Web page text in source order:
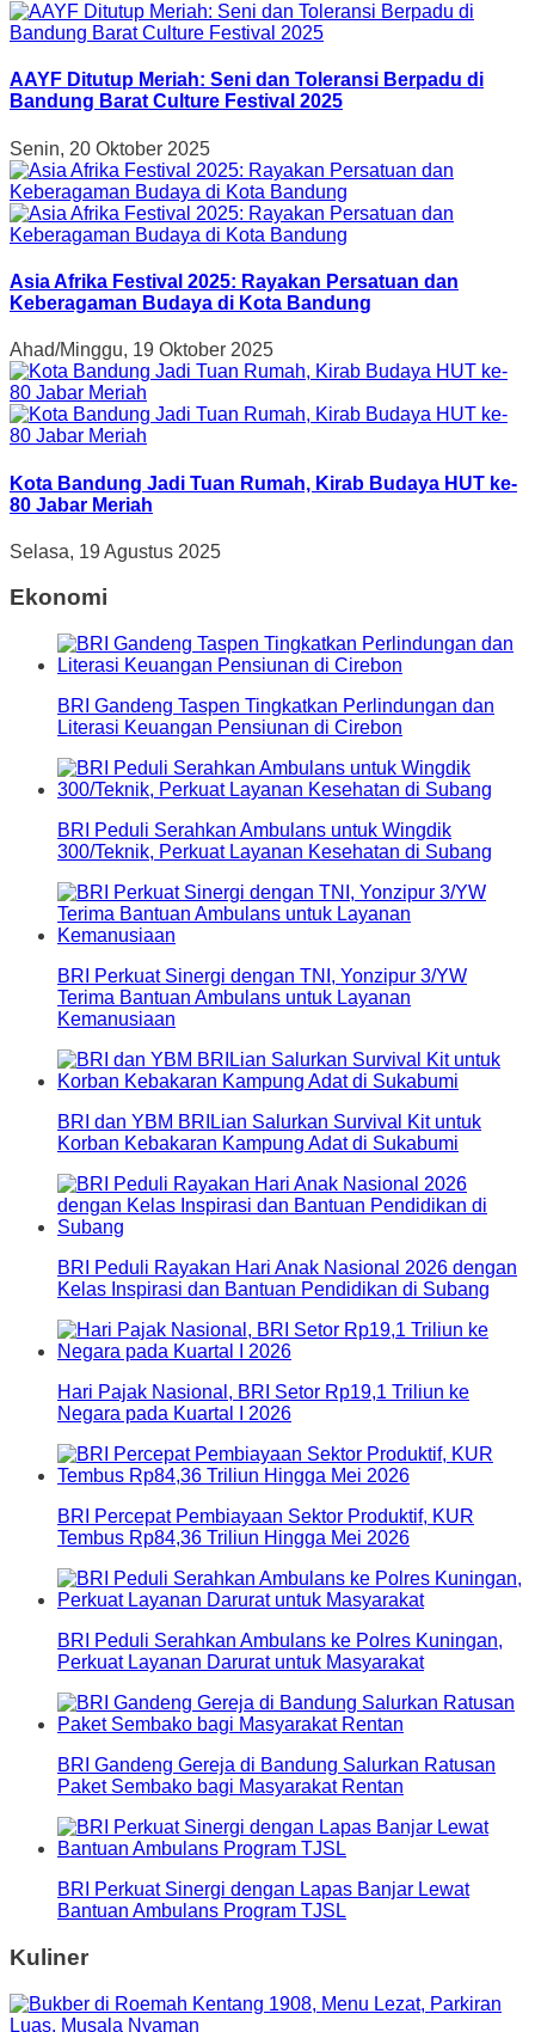
AAYF Ditutup Meriah: Seni dan Toleransi Berpadu di
Bandung Barat Culture Festival 2025
Senin, 20 Oktober 2025
Asia Afrika Festival 2025: Rayakan Persatuan dan
Keberagaman Budaya di Kota Bandung
Ahad/Minggu, 19 Oktober 2025
Kota Bandung Jadi Tuan Rumah, Kirab Budaya HUT ke-
80 Jabar Meriah
Selasa, 19 Agustus 2025
Ekonomi
BRI Gandeng Taspen Tingkatkan Perlindungan dan
Literasi Keuangan Pensiunan di Cirebon
BRI Peduli Serahkan Ambulans untuk Wingdik
300/Teknik, Perkuat Layanan Kesehatan di Subang
BRI Perkuat Sinergi dengan TNI, Yonzipur 3/YW
Terima Bantuan Ambulans untuk Layanan
Kemanusiaan
BRI dan YBM BRILian Salurkan Survival Kit untuk
Korban Kebakaran Kampung Adat di Sukabumi
BRI Peduli Rayakan Hari Anak Nasional 2026 dengan
Kelas Inspirasi dan Bantuan Pendidikan di Subang
Hari Pajak Nasional, BRI Setor Rp19,1 Triliun ke
Negara pada Kuartal I 2026
BRI Percepat Pembiayaan Sektor Produktif, KUR
Tembus Rp84,36 Triliun Hingga Mei 2026
BRI Peduli Serahkan Ambulans ke Polres Kuningan,
Perkuat Layanan Darurat untuk Masyarakat
BRI Gandeng Gereja di Bandung Salurkan Ratusan
Paket Sembako bagi Masyarakat Rentan
BRI Perkuat Sinergi dengan Lapas Banjar Lewat
Bantuan Ambulans Program TJSL
Kuliner